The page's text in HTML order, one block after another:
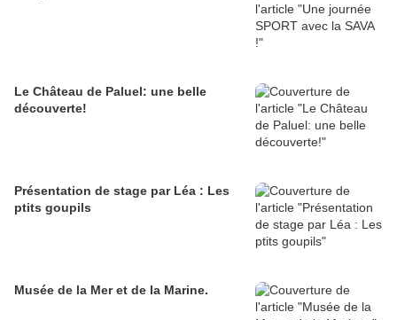
Le Château de Paluel: une belle
découverte!
Présentation de stage par Léa : Les
ptits goupils
Musée de la Mer et de la Marine.